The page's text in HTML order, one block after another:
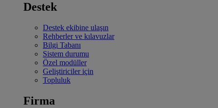
Destek
Destek ekibine ulaşın
Rehberler ve kılavuzlar
Bilgi Tabanı
Sistem durumu
Özel modüller
Geliştiriciler için
Topluluk
Firma